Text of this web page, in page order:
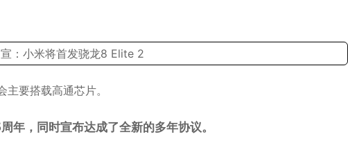
要搭载高通芯片。
年，同时宣布达成了全新的多年协议。